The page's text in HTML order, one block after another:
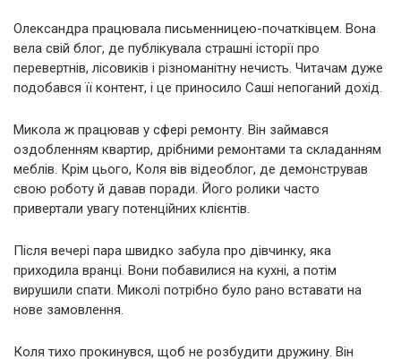
Олександра працювала письменницею-початківцем. Вона
вела свій блог, де публікувала страшні історії про
перевертнів, лісовиків і різноманітну нечисть. Читачам дуже
подобався її контент, і це приносило Саші непоганий дохід.
Микола ж працював у сфері ремонту. Він займався
оздобленням квартир, дрібними ремонтами та складанням
меблів. Крім цього, Коля вів відеоблог, де демонстрував
свою роботу й давав поради. Його ролики часто
привертали увагу потенційних клієнтів.
Після вечері пара швидко забула про дівчинку, яка
приходила вранці. Вони побавилися на кухні, а потім
вирушили спати. Миколі потрібно було рано вставати на
нове замовлення.
Коля тихо прокинувся, щоб не розбудити дружину. Він